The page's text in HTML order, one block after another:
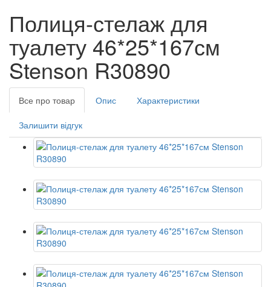
Полиця-стелаж для
туалету 46*25*167см
Stenson R30890
Все про товар Опис Характеристики
Залишити відгук